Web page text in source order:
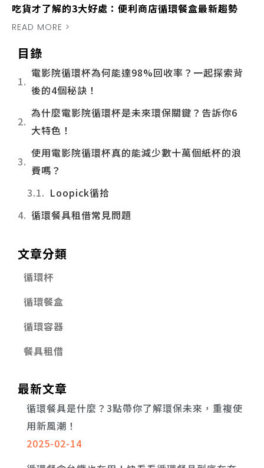
吃貨才了解的3大好處：便利商店循環餐盒最新趨勢
READ MORE >
目錄
電影院循環杯為何能達98%回收率？一起探索背
後的4個秘訣！
為什麼電影院循環杯是未來環保關鍵？告訴你6
大特色！
使用電影院循環杯真的能減少數十萬個紙杯的浪
費嗎？
Loopick循拾
循環餐具租借常見問題
文章分類
循環杯
循環餐盒
循環容器
餐具租借
最新文章
循環餐具是什麼？3點帶你了解環保未來，重複使
用新風潮！
2025-02-14